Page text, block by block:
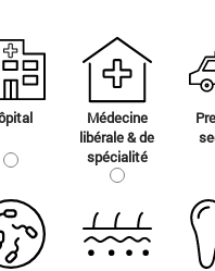
Médecine
libérale & de
spécialité